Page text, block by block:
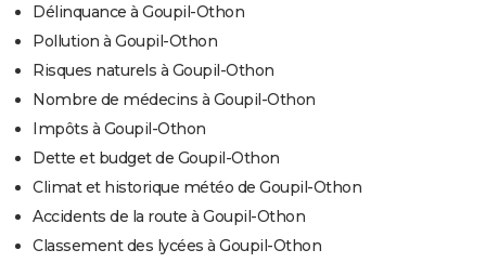
Délinquance à Goupil-Othon
Pollution à Goupil-Othon
Risques naturels à Goupil-Othon
Nombre de médecins à Goupil-Othon
Impôts à Goupil-Othon
Dette et budget de Goupil-Othon
Climat et historique météo de Goupil-Othon
Accidents de la route à Goupil-Othon
Classement des lycées à Goupil-Othon